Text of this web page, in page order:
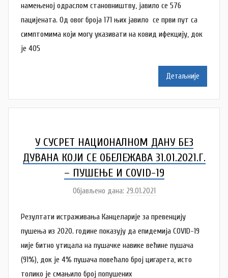
a
c
о
р
N
š
a
t
a
n
o
c
намењеној одраслом становништву, јавило се 576
пацијенaтa. Од овог броја 171 њих јавило се први пут са
симптомима који могу указивати на ковид ифекцију, док
је 405
Детаљније
У СУСРЕТ НАЦИОНАЛНОМ ДАНУ БЕЗ
ДУВАНА КОЈИ СЕ ОБЕЛЕЖАВА 31.01.2021.Г.
– ПУШЕЊЕ И COVID-19
Објављено дана: 29.01.2021
т
о
р
N
Резултати истраживања Канцеларије за превенцију
пушења из 2020. године показују да епидемија COVID-19
није битно утицала на пушачке навике већине пушача
(91%), док је 4% пушача повећало број цигарета, исто
толико је смањило број попушених